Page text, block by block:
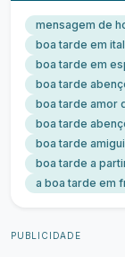
mensagem de
boa tarde em
boa tarde em
boa tarde
boa tarde amor
boa tarde
boa tarde
boa tarde a
a boa tarde em
PUBLICIDADE